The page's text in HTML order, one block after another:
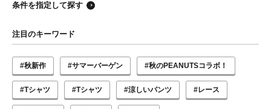
条件を指定して探す
注目のキーワード
#秋新作 #サマーバーゲン #秋のPEANUTSコラボ！
#Tシャツ #Tシャツ #涼しいパンツ #レース